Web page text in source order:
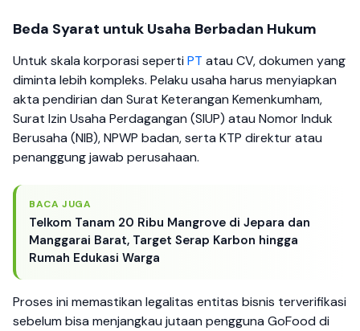
Beda Syarat untuk Usaha Berbadan Hukum
Untuk skala korporasi seperti PT atau CV, dokumen yang
diminta lebih kompleks. Pelaku usaha harus menyiapkan
akta pendirian dan Surat Keterangan Kemenkumham,
Surat Izin Usaha Perdagangan (SIUP) atau Nomor Induk
Berusaha (NIB), NPWP badan, serta KTP direktur atau
penanggung jawab perusahaan.
BACA JUGA
Telkom Tanam 20 Ribu Mangrove di Jepara dan
Manggarai Barat, Target Serap Karbon hingga
Rumah Edukasi Warga
Proses ini memastikan legalitas entitas bisnis terverifikasi
sebelum bisa menjangkau jutaan pengguna GoFood di